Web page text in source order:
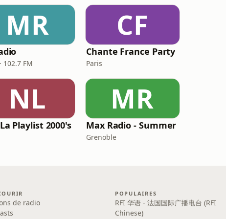
MR
102.7 FM
CF
Chante France Party
Paris
NL
Playlist 2000's
MR
Max Radio - Summer
Grenoble
de radio
POPULAIRES
RFI 华语 - 法国国际广播电台 (RFI
Chinese)